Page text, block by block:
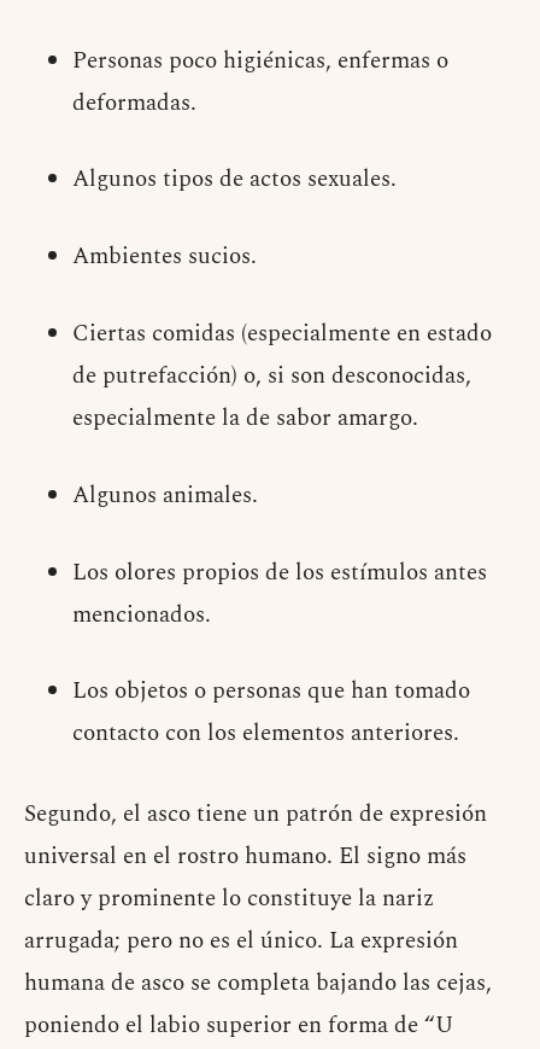
Personas poco higiénicas, enfermas o
deformadas.
Algunos tipos de actos sexuales.
Ambientes sucios.
Ciertas comidas (especialmente en estado
de putrefacción) o, si son desconocidas,
especialmente la de sabor amargo.
Algunos animales.
Los olores propios de los estímulos antes
mencionados.
Los objetos o personas que han tomado
contacto con los elementos anteriores.
Segundo, el asco tiene un patrón de expresión
universal en el rostro humano. El signo más
claro y prominente lo constituye la nariz
arrugada; pero no es el único. La expresión
humana de asco se completa bajando las cejas,
poniendo el labio superior en forma de “U